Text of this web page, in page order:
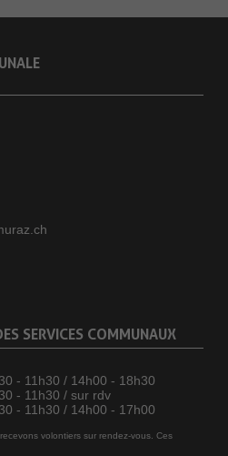
SERVICES COMMUNAUX
- 11h30 / 14h00 - 18h30
- 11h30 / sur rdv
- 11h30 / 14h00 - 17h00
volontiers sur rendez-vous. Ces